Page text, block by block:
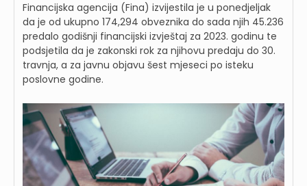
Financijska agencija (Fina) izvijestila je u ponedjeljak
da je od ukupno 174,294 obveznika do sada njih 45.236
predalo godišnji financijski izvještaj za 2023. godinu te
podsjetila da je zakonski rok za njihovu predaju do 30.
travnja, a za javnu objavu šest mjeseci po isteku
poslovne godine.